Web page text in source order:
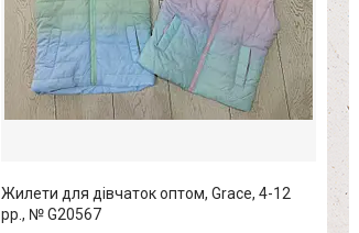
Жилети для дівчаток оптом, Grace, 4-12
рр., № G20567